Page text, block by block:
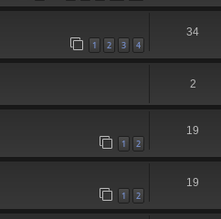
1 2 3 4
34
2
1 2
19
1 2
19